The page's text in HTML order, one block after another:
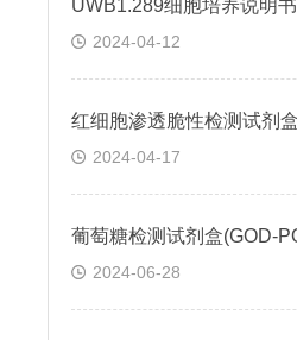
UWB1.289细胞培养说明书
2024-04-12
2024-04-17
2024-06-28